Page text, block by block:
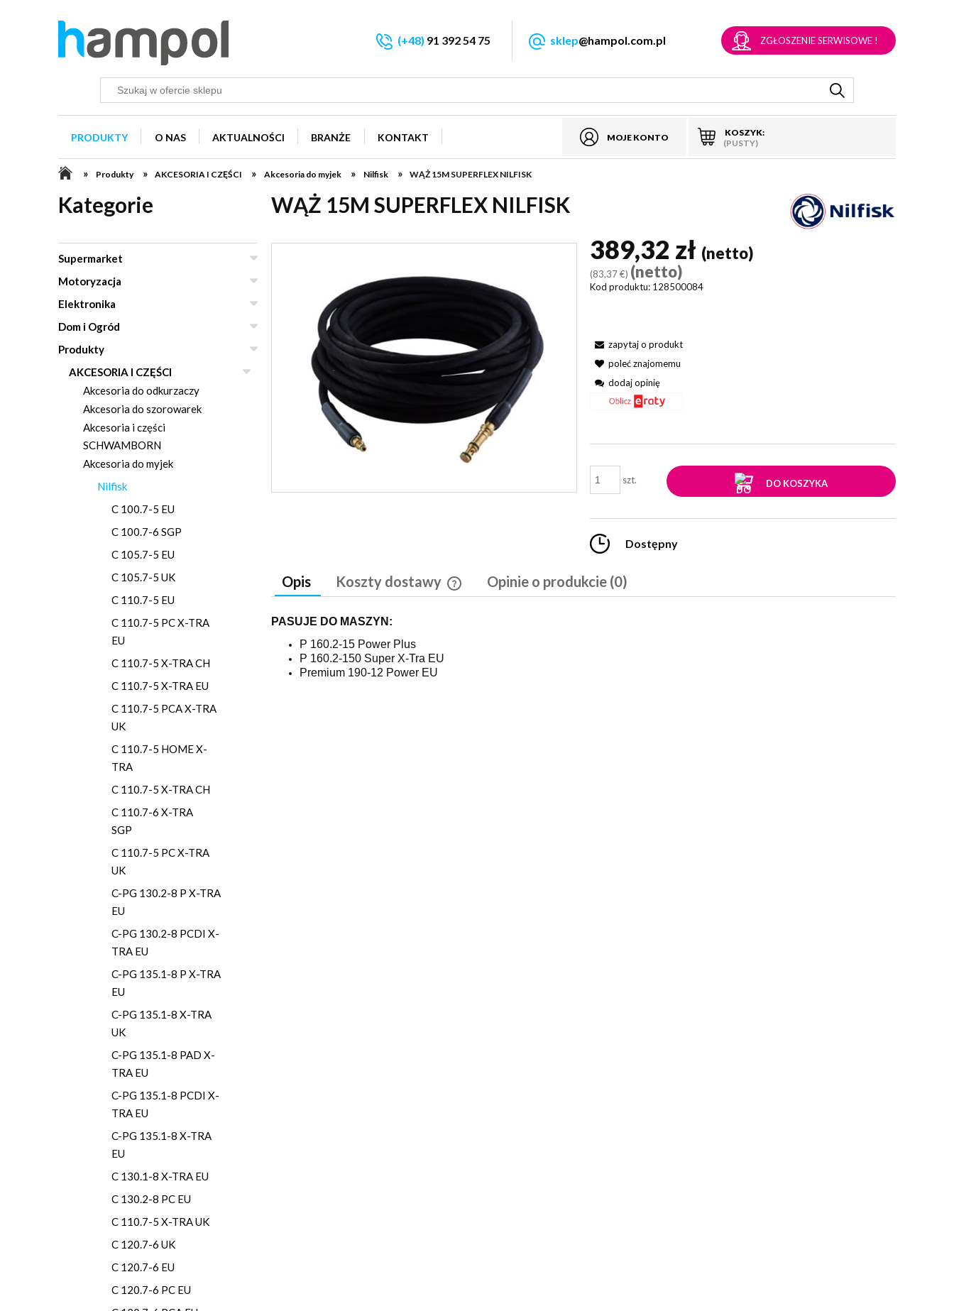
MOJE KONTO
KOSZYK:
(PUSTY)
(+48) 91 392 54 75 sklep@hampol.com.pl ZGŁOSZENIE SERWISOWE !
PRODUKTY O NAS AKTUALNOŚCI BRANŻE KONTAKT
» Produkty » AKCESORIA I CZĘŚCI » Akcesoria do myjek » Nilfisk » WĄŻ 15M SUPERFLEX NILFISK
Kategorie
Supermarket
Motoryzacja
Elektronika
Dom i Ogród
Produkty
AKCESORIA I CZĘŚCI
Akcesoria do odkurzaczy
Akcesoria do szorowarek
Akcesoria i części
SCHWAMBORN
Akcesoria do myjek
Nilfisk
C 100.7-5 EU
C 100.7-6 SGP
C 105.7-5 EU
C 105.7-5 UK
C 110.7-5 EU
C 110.7-5 PC X-TRA
EU
C 110.7-5 X-TRA CH
C 110.7-5 X-TRA EU
C 110.7-5 PCA X-TRA
UK
C 110.7-5 HOME X-
TRA
C 110.7-5 X-TRA CH
C 110.7-6 X-TRA
SGP
C 110.7-5 PC X-TRA
UK
C-PG 130.2-8 P X-TRA
EU
C-PG 130.2-8 PCDI X-
TRA EU
C-PG 135.1-8 P X-TRA
EU
C-PG 135.1-8 X-TRA
UK
C-PG 135.1-8 PAD X-
TRA EU
C-PG 135.1-8 PCDI X-
TRA EU
C-PG 135.1-8 X-TRA
EU
C 130.1-8 X-TRA EU
C 130.2-8 PC EU
C 110.7-5 X-TRA UK
C 120.7-6 UK
C 120.7-6 EU
C 120.7-6 PC EU
WĄŻ 15M SUPERFLEX NILFISK
389,32 zł (netto)
(83,37 €) (netto)
Kod produktu: 128500084
zapytaj o produkt
poleć znajomemu
dodaj opinię
szt. DO KOSZYKA
Dostępny
Opis Koszty dostawy Opinie o produkcie (0)
PASUJE DO MASZYN:
P 160.2-15 Power Plus
P 160.2-150 Super X-Tra EU
Premium 190-12 Power EU